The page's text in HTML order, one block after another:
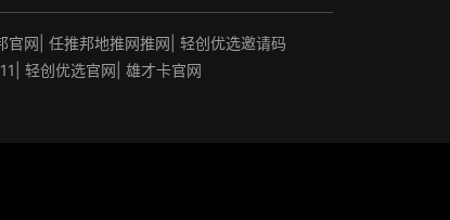
官网 任推邦地推网推网 轻创优选邀请码
轻创优选官网 雄才卡官网